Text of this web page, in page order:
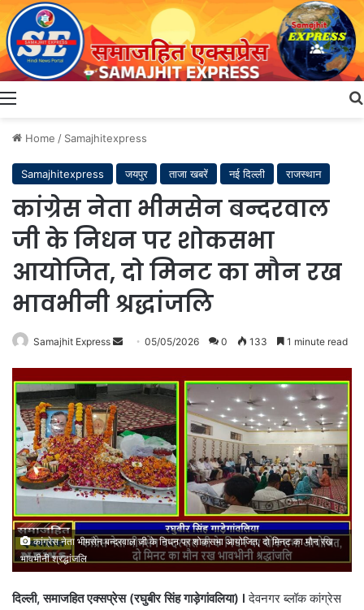
Menu
Home / Samajhitexpress
Samajhitexpress जयपुर ताजा खबरें नई दिल्ली राजस्थान
कांग्रेस नेता भीमसेन बन्दरवाल
जी के निधन पर शोकसभा
आयोजित, दो मिनट का मौन रख
भावभीनी श्रद्धांजलि
Samajhit Express
Send
email
05/05/2026 0 133 1 minute read
कांग्रेस नेता भीमसेन बन्दरवाल जी के निधन पर शोकसभा आयोजित, दो मिनट का मौन रख
भावभीनी श्रद्धांजलि
दिल्ली, समाजहित एक्सप्रेस (रघुबीर सिंह गाड़ेगांवलिया) l देवनगर ब्लॉक कांग्रेस